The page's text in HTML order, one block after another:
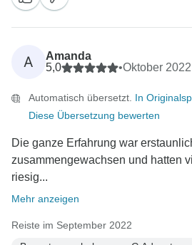
A
Amanda
5,0
•Oktober 2022
Automatisch übersetzt. In
Diese Übersetzung bewerten
Die ganze Erfahrung war
zusammengewachsen und hatten
riesig...
Mehr anzeigen
Reiste im September 2022